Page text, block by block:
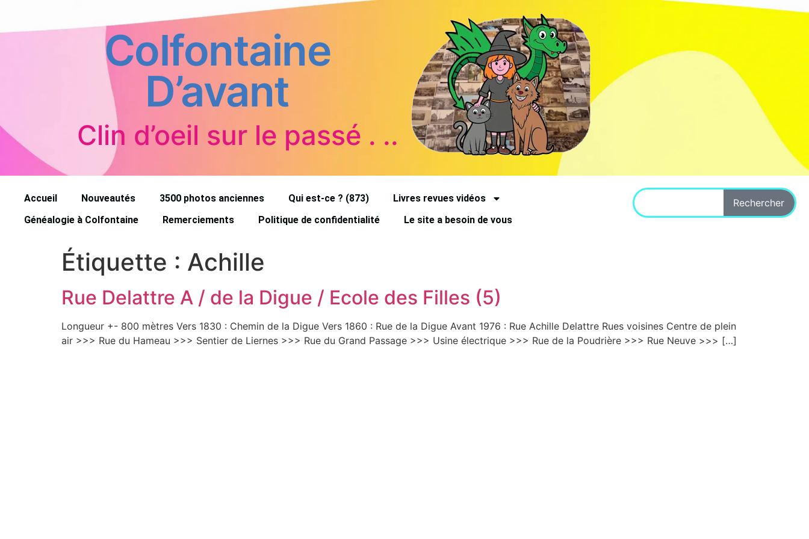
Colfontaine
D’avant
Clin d’oeil sur le passé . ..
Accueil Nouveautés 3500 photos anciennes Qui est-ce ? (873)
Livres revues vidéos
Généalogie à Colfontaine
Remerciements Politique de confidentialité Le site a besoin de vous
Rechercher
Étiquette : Achille
Rue Delattre A / de la Digue / Ecole des Filles (5)
Longueur +- 800 mètres Vers 1830 : Chemin de la Digue Vers 1860 : Rue de la Digue Avant 1976 : Rue Achille Delattre Rues voisines Centre de plein
air >>> Rue du Hameau >>> Sentier de Liernes >>> Rue du Grand Passage >>> Usine électrique >>> Rue de la Poudrière >>> Rue Neuve >>> […]